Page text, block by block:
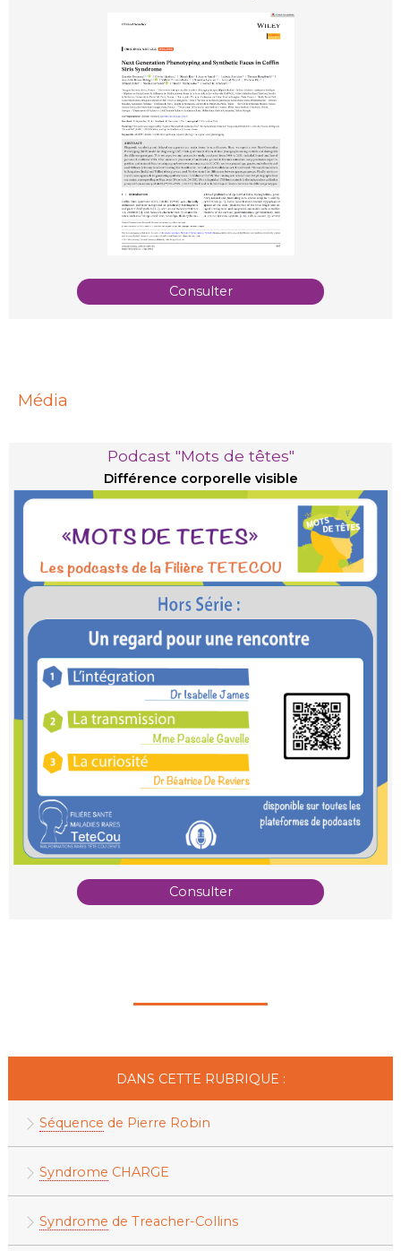
Consulter
Média
Podcast "Mots de têtes"
Différence corporelle visible
Consulter
DANS CETTE RUBRIQUE :
Séquence de Pierre Robin
Syndrome CHARGE
Syndrome de Treacher-Collins